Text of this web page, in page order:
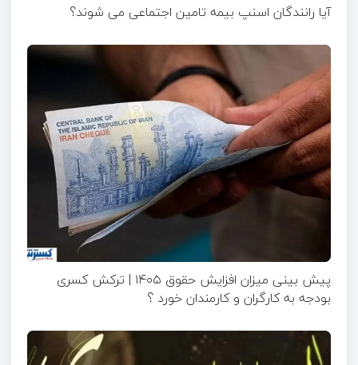
آیا رانندگان اسنپ بیمه تامین اجتماعی می شوند؟
پیش بینی میزان افزایش حقوق ۱۴۰۵ | ترکش کسری
بودجه به کارگران و کارمندان خورد ؟